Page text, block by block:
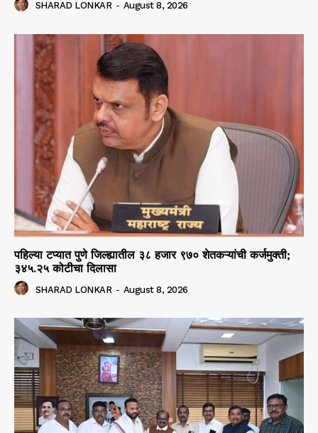
SHARAD LONKAR - August 8, 2026
पहिल्या टप्यात पुणे जिल्ह्यातील ३८ हजार ९७० शेतकऱ्यांची कर्जमुक्ती;
३४५.२५ कोटीचा दिलासा
SHARAD LONKAR - August 8, 2026